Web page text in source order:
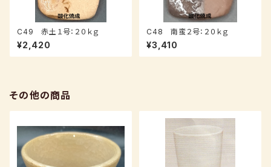
C49 赤土１号：２０ｋｇ
¥2,420
C48 南蛮２号：２０ｋｇ
¥3,410
その他の商品